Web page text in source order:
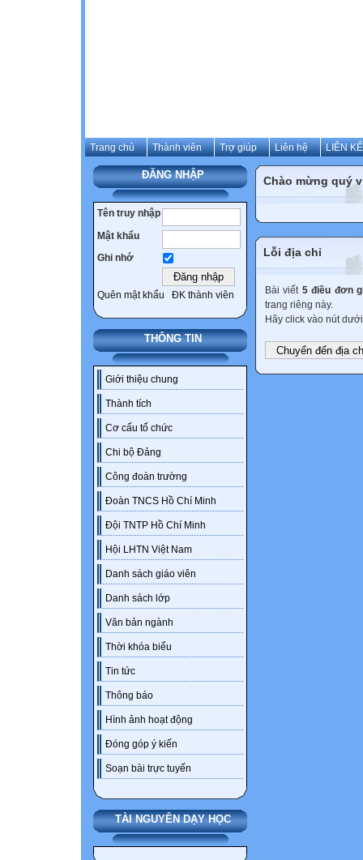
Trang chủ Thành viên Trợ giúp Liên hệ LIÊN
ĐĂNG NHẬP
Tên truy nhập
Mật khẩu
Ghi nhớ
Quên mật khẩu ĐK thành viên
THÔNG TIN
Giới thiệu chung
Thành tích
Cơ cấu tổ chức
Chi bộ Đảng
Công đoàn trường
Đoàn TNCS Hồ Chí Minh
Đội TNTP Hồ Chí Minh
Hội LHTN Việt Nam
Danh sách giáo viên
Danh sách lớp
Văn bản ngành
Thời khóa biểu
Tin tức
Thông báo
Hình ảnh hoạt động
Đóng góp ý kiến
Soạn bài trực tuyến
TÀI NGUYÊN DẠY HỌC
Chào mừng quý
Lỗi địa chỉ
Bài viết 5 điều đơn
trang riêng này.
Hãy click vào nút